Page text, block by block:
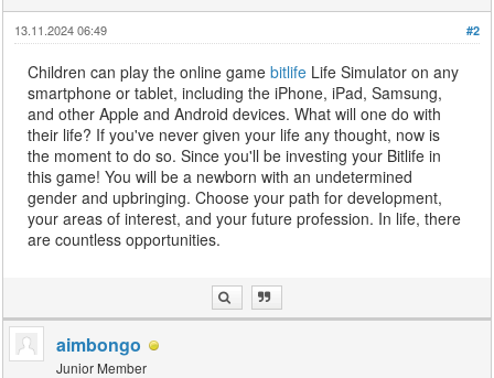
#2
13.11.2024 06:49
Children can play the online gamebitlife Life Simulator on any
smartphone or tablet, including the iPhone, iPad, Samsung,
and other Apple and Android devices. What will one do with
their life? If you've never given your life any thought, now is
the moment to do so. Since you'll be investing your Bitlife in
this game! You will be a newborn with an undetermined
gender and upbringing. Choose your path for development,
your areas of interest, and your future profession. In life, there
are countless opportunities.
aimbongo
Junior Member